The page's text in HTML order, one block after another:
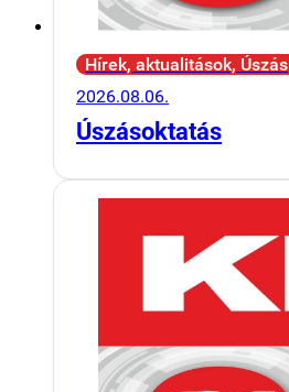
Hírek, aktualitások, Úszás
2026.08.06.
Úszásoktatás